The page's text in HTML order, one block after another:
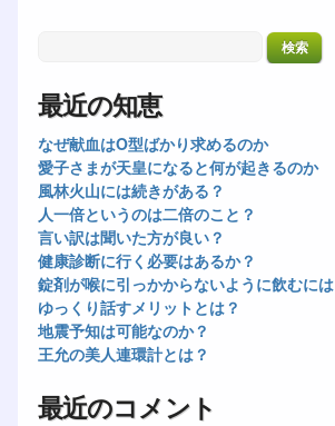
最近の知恵
なぜ献血はO型ばかり求めるのか
愛子さまが天皇になると何が起きるのか
風林火山には続きがある？
人一倍というのは二倍のこと？
言い訳は聞いた方が良い？
健康診断に行く必要はあるか？
錠剤が喉に引っかからないように飲むには
ゆっくり話すメリットとは？
地震予知は可能なのか？
王允の美人連環計とは？
最近のコメント